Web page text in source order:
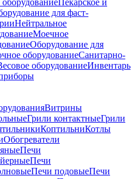
Пекарское и
для фаст-
Нейтральное
Моечное
Оборудование для
оборудованиеСанитарно-
оборудованиеИнвентарь
Витрины
Грили контактныеГрили
КоптильниКотлы
Обогреватели
Печи
Печи
Печи подовыеПечи